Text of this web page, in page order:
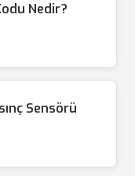
Nedir?
Sensörü